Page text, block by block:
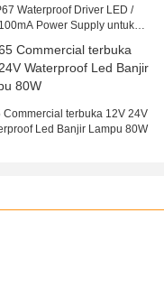
Waterproof Driver LED /
Power Supply untuk
jalan, Berukuran 152 x 68 x
38mm
Commercial terbuka 12V 24V
Led Banjir Lampu 80W